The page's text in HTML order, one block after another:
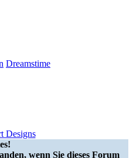
Dreamstime
wenn Sie dieses Forum